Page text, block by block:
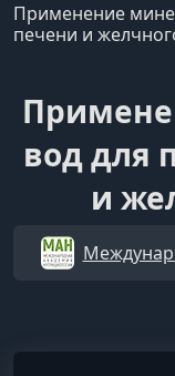
Применение
печени и
вод для
и